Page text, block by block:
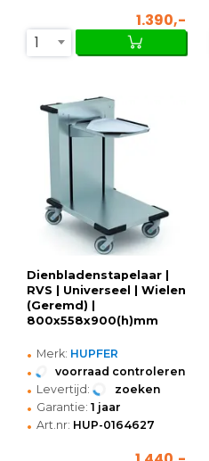
1.390,-
1
Dienbladenstapelaar |
RVS | Universeel | Wielen
(Geremd) |
800x558x900(h)mm
• Merk: HUPFER
• voorraad controleren
• Levertijd: zoeken
• Garantie: 1 jaar
• Art.nr: HUP-0164627